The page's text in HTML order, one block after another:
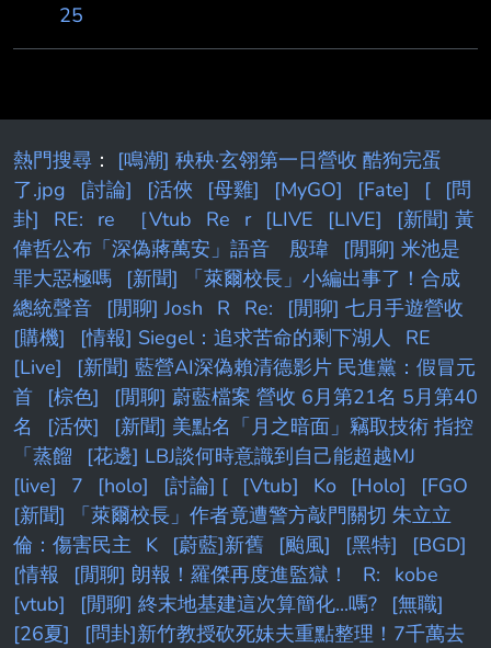
25
熱門搜尋 ： [鳴潮] 秧秧·玄翎第一日營收 酷狗完蛋
了.jpg
[討論] [活俠 [母雞] [MyGO] [Fate] [
[問
卦]
RE: re ［Vtub Re r [LIVE [LIVE]
[新聞] 黃
偉哲公布「深偽蔣萬安」語音 殷瑋
[閒聊] 米池是
罪大惡極嗎
[新聞] 「萊爾校長」小編出事了！合成
總統聲音
[閒聊] Josh R Re:
[閒聊] 七月手遊營收
[購機]
[情報] Siegel：追求苦命的剩下湖人
RE
[Live]
[新聞] 藍營AI深偽賴清德影片 民進黨：假冒元
首
[棕色]
[閒聊] 蔚藍檔案 營收 6月第21名 5月第40
名
[活俠]
[新聞] 美點名「月之暗面」竊取技術 指控
「蒸餾
[花邊] LBJ談何時意識到自己能超越MJ
[live]
7 [holo] [討論] [ [Vtub] Ko [Holo]
[FGO
[新聞] 「萊爾校長」作者竟遭警方敲門關切 朱立立
倫：傷害民主
K [蔚藍]新舊 [颱風] [黑特]
[BGD]
[情報
[閒聊] 朗報！羅傑再度進監獄！ R:
kobe
[vtub]
[閒聊] 終末地基建這次算簡化...嗎?
[無職]
[26夏]
[問卦]新竹教授砍死妹夫重點整理！7千萬去